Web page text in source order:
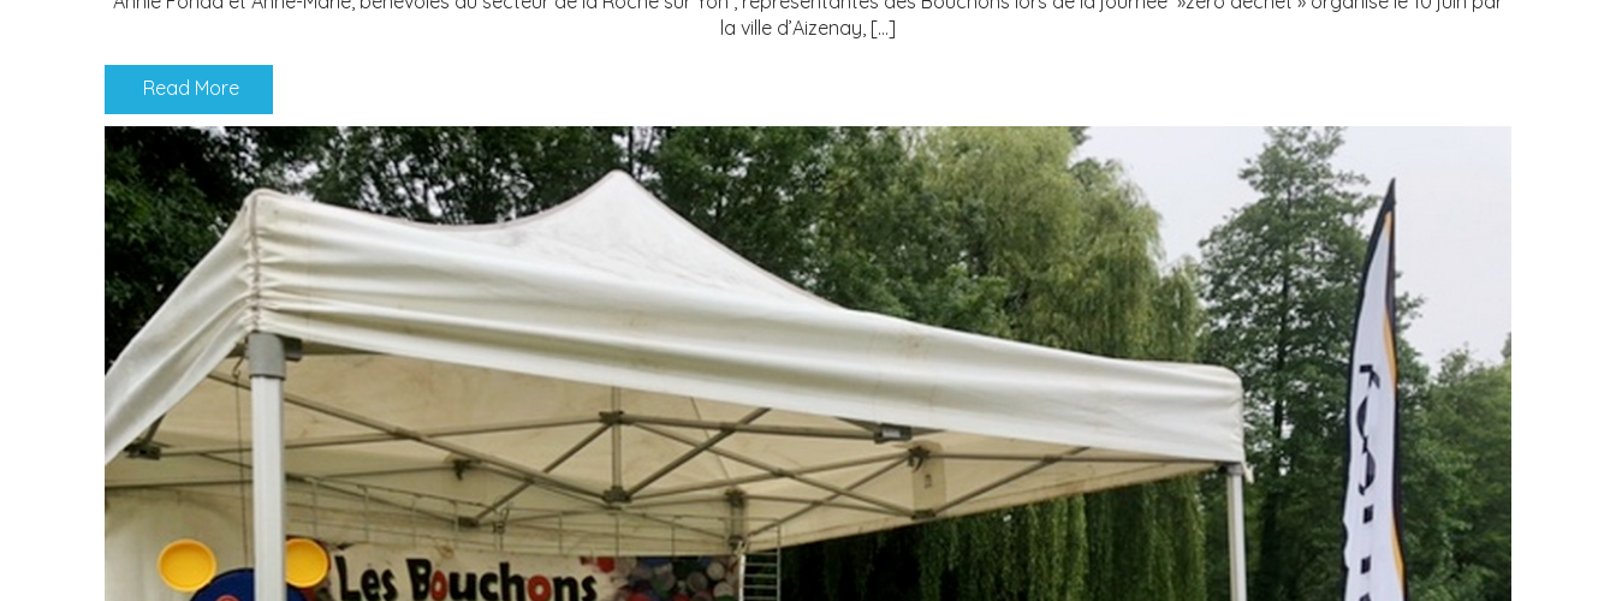
la ville d’Aizenay, […]
Read More